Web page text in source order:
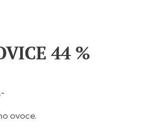
44 %
ovoce.